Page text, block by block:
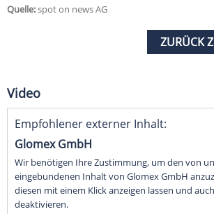
Quelle:spot on news AG
ZURÜCK
Video
Empfohlener externer Inhalt:
Glomex GmbH
Wir benötigen Ihre Zustimmung, um den von
eingebundenen Inhalt von Glomex GmbH
diesen mit einem Klick anzeigen lassen und
deaktivieren.